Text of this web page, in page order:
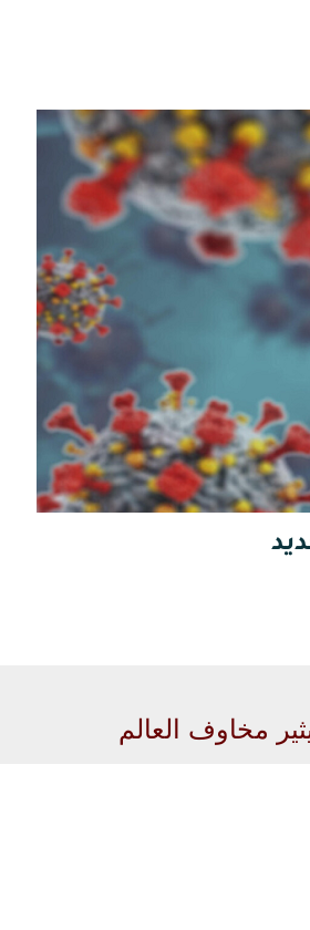
مخاوف العالم